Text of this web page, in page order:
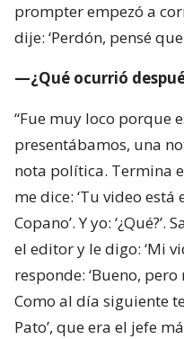
prompter empezó a
dije: ‘Perdón, pensé
—¿Qué ocurrió
“Fue muy loco porque
presentábamos, una
nota política. Termina
me dice: ‘Tu video
Copano’. Y yo:
el editor y le digo: ‘Mi
responde: ‘Bueno,
Como al día siguiente
Pato’, que era el jefe